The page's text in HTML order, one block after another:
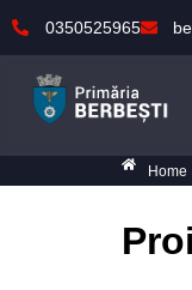
0350525965
Home